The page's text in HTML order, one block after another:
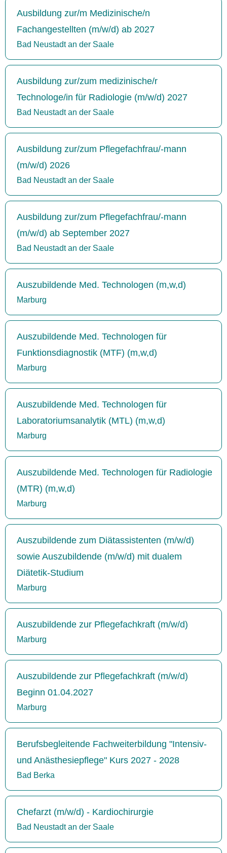
Ausbildung zur/m Medizinische/n
Fachangestellten (m/w/d) ab 2027
Bad Neustadt an der Saale
Ausbildung zur/zum medizinische/r
Technologe/in für Radiologie (m/w/d) 2027
Bad Neustadt an der Saale
Ausbildung zur/zum Pflegefachfrau/-mann
(m/w/d) 2026
Bad Neustadt an der Saale
Ausbildung zur/zum Pflegefachfrau/-mann
(m/w/d) ab September 2027
Bad Neustadt an der Saale
Auszubildende Med. Technologen (m,w,d)
Marburg
Auszubildende Med. Technologen für
Funktionsdiagnostik (MTF) (m,w,d)
Marburg
Auszubildende Med. Technologen für
Laboratoriumsanalytik (MTL) (m,w,d)
Marburg
Auszubildende Med. Technologen für Radiologie
(MTR) (m,w,d)
Marburg
Auszubildende zum Diätassistenten (m/w/d)
sowie Auszubildende (m/w/d) mit dualem
Diätetik-Studium
Marburg
Auszubildende zur Pflegefachkraft (m/w/d)
Marburg
Auszubildende zur Pflegefachkraft (m/w/d)
Beginn 01.04.2027
Marburg
Berufsbegleitende Fachweiterbildung "Intensiv-
und Anästhesiepflege" Kurs 2027 - 2028
Bad Berka
Chefarzt (m/w/d) - Kardiochirurgie
Bad Neustadt an der Saale